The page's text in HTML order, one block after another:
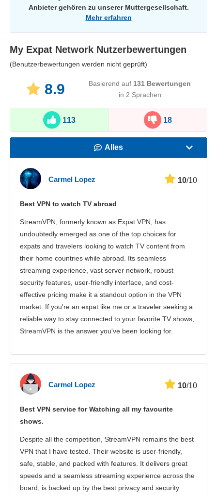
Anbieter gehören zu unserer Muttergesellschaft.
Mehr erfahren
My Expat Network Nutzerbewertungen
(Benutzerbewertungen werden nicht geprüft)
8.9 Basierend auf 131 Bewertungen
in 2 Sprachen
113 18
Alles
Kundenservice
Carmel Lopez 10/10
Best VPN to watch TV abroad
StreamVPN, formerly known as Expat VPN, has
undoubtedly emerged as one of the top choices for
expats and travelers looking to watch TV content from
their home countries while abroad. Its seamless
streaming experience, vast server network, robust
security features, user-friendly interface, and cost-
effective pricing make it a standout option in the VPN
market. If you're an expat like me or a traveler seeking a
reliable way to stay connected to your favorite TV shows,
StreamVPN is the answer you've been looking for.
Carmel Lopez 10/10
Best VPN service for Watching all my favourite
shows.
Despite all the competition, StreamVPN remains the best
VPN that I have tested. Their website is user-friendly,
safe, stable, and packed with features. It delivers great
speeds and a seamless streaming experience across the
board, is backed up by the best privacy and security